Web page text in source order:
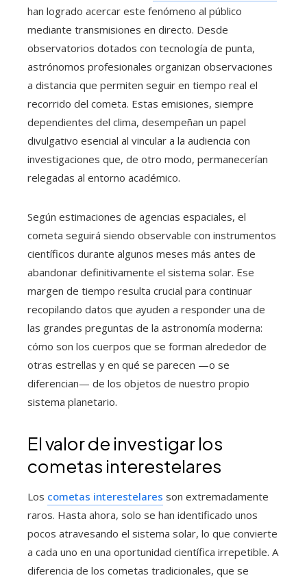
han logrado acercar este fenómeno al público
mediante transmisiones en directo. Desde
observatorios dotados con tecnología de punta,
astrónomos profesionales organizan observaciones
a distancia que permiten seguir en tiempo real el
recorrido del cometa. Estas emisiones, siempre
dependientes del clima, desempeñan un papel
divulgativo esencial al vincular a la audiencia con
investigaciones que, de otro modo, permanecerían
relegadas al entorno académico.
Según estimaciones de agencias espaciales, el
cometa seguirá siendo observable con instrumentos
científicos durante algunos meses más antes de
abandonar definitivamente el sistema solar. Ese
margen de tiempo resulta crucial para continuar
recopilando datos que ayuden a responder una de
las grandes preguntas de la astronomía moderna:
cómo son los cuerpos que se forman alrededor de
otras estrellas y en qué se parecen —o se
diferencian— de los objetos de nuestro propio
sistema planetario.
El valor de investigar los
cometas interestelares
Los cometas interestelares son extremadamente
raros. Hasta ahora, solo se han identificado unos
pocos atravesando el sistema solar, lo que convierte
a cada uno en una oportunidad científica irrepetible. A
diferencia de los cometas tradicionales, que se